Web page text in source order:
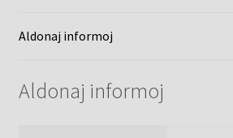
Aldonaj informoj
Aldonaj informoj